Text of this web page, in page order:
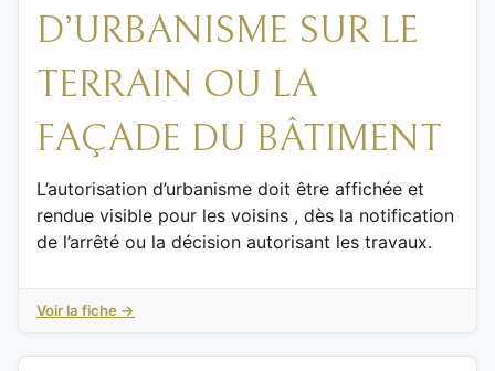
D’URBANISME SUR LE
TERRAIN OU LA
FAÇADE DU BÂTIMENT
L’autorisation d’urbanisme doit être affichée et
rendue visible pour les voisins , dès la notification
de l’arrêté ou la décision autorisant les travaux.
Voir la fiche →